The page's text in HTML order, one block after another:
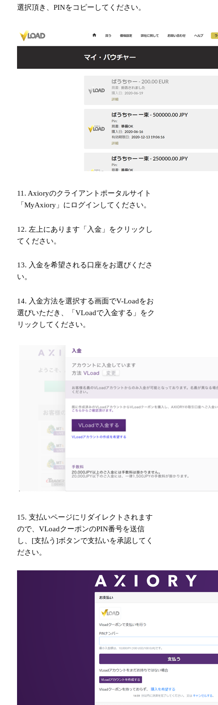
選択頂き、PINをコピーしてください。
11. Axioryのクライアントポータルサイト
「MyAxiory」にログインしてください。
12. 左上にあります「入金」をクリックし
てください。
13. 入金を希望される口座をお選びくださ
い。
14. 入金方法を選択する画面でV-Loadをお
選びいただき、「VLoadで入金する」をク
リックしてください。
15. 支払いページにリダイレクトされます
ので、VLoadクーポンのPIN番号を送信
し、[支払う]ボタンで支払いを承認してく
ださい。